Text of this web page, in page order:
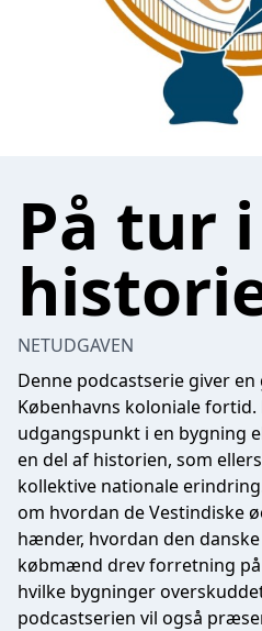
På tur i
NETUDGAVEN
Denne podcastserie giver
Københavns koloniale
udgangspunkt i en bygning
en del af historien, som
kollektive nationale
om hvordan de Vestindiske
hænder, hvordan den
købmænd drev forretning
hvilke bygninger
podcastserien vil også